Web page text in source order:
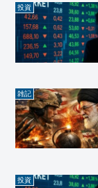
投資
雑記
投資